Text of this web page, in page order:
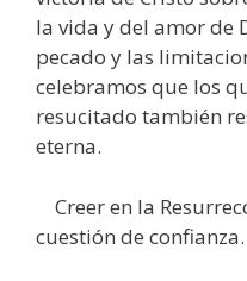
la vida y del amor de
pecado y las
celebramos que los
resucitado también
eterna.
Creer en la
cuestión de confianza.